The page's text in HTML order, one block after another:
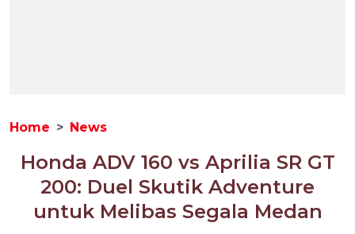
Home News
Honda ADV 160 vs Aprilia SR GT
200: Duel Skutik Adventure
untuk Melibas Segala Medan